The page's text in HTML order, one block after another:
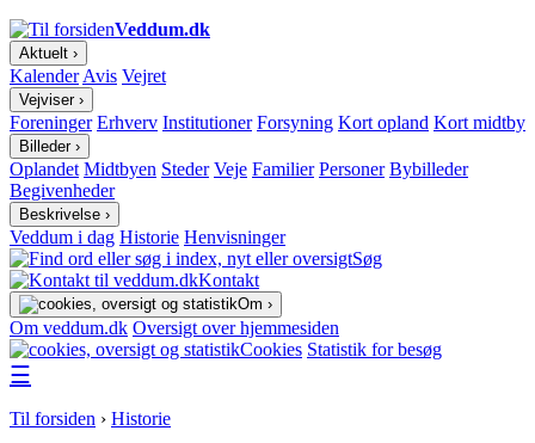
Veddum.dk
Aktuelt ›
Kalender Avis Vejret
Vejviser ›
Foreninger Erhverv Institutioner Forsyning Kort opland Kort midtby
Billeder ›
Oplandet Midtbyen Steder Veje Familier Personer Bybilleder
Begivenheder
Beskrivelse ›
Veddum i dag Historie Henvisninger
Søg
Kontakt
Om ›
Om veddum.dk Oversigt over hjemmesiden
Cookies Statistik for besøg
☰
Til forsiden › Historie